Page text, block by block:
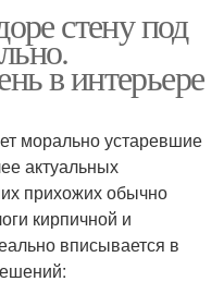
стену под
в интерьере
морально устаревшие
актуальных
прихожих обычно
кирпичной и
вписывается в